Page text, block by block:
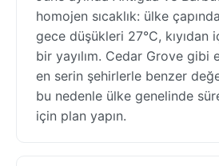
homojen sıcaklık: ülke
gece düşükleri 27°C, kıyıdan
bir yayılım. Cedar Grove gibi
en serin şehirlerle benzer
bu nedenle ülke genelinde
için plan yapın.